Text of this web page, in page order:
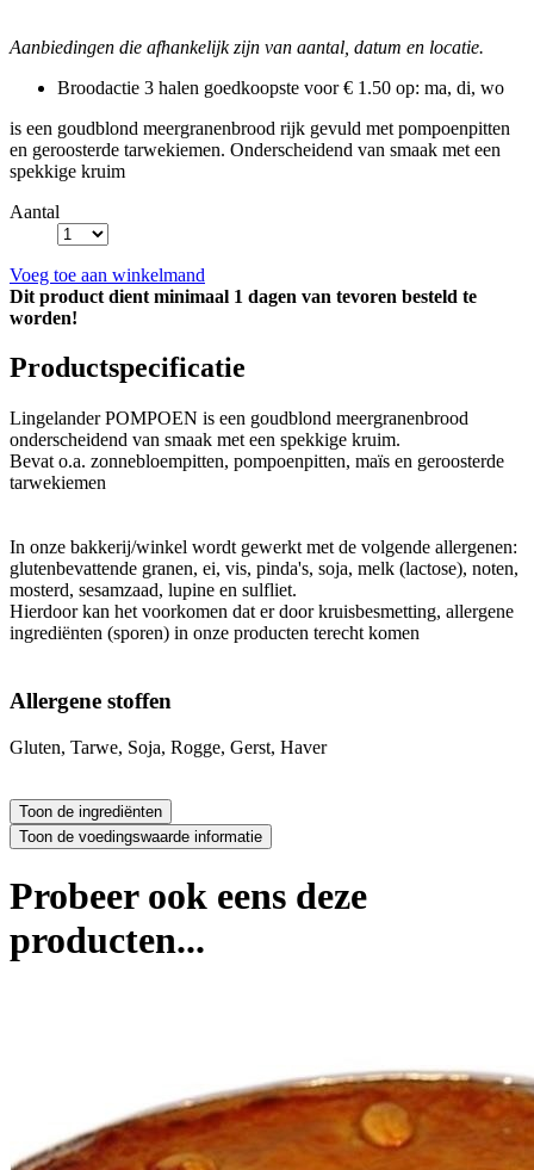
Aanbiedingen die afhankelijk zijn van aantal, datum en locatie.
Broodactie 3 halen goedkoopste voor € 1.50 op: ma, di, wo
is een goudblond meergranenbrood rijk gevuld met pompoenpitten
en geroosterde tarwekiemen. Onderscheidend van smaak met een
spekkige kruim
Aantal
Voeg toe aan winkelmand
Dit product dient minimaal 1 dagen van tevoren besteld te
worden!
Productspecificatie
Lingelander POMPOEN is een goudblond meergranenbrood
onderscheidend van smaak met een spekkige kruim.
Bevat o.a. zonnebloempitten, pompoenpitten, maïs en geroosterde
tarwekiemen
In onze bakkerij/winkel wordt gewerkt met de volgende allergenen:
glutenbevattende granen, ei, vis, pinda's, soja, melk (lactose), noten,
mosterd, sesamzaad, lupine en sulfliet.
Hierdoor kan het voorkomen dat er door kruisbesmetting, allergene
ingrediënten (sporen) in onze producten terecht komen
Allergene stoffen
Gluten, Tarwe, Soja, Rogge, Gerst, Haver
Probeer ook eens deze
producten...